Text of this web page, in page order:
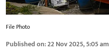
File Photo
Published on:22 Nov 2025, 5:05 am